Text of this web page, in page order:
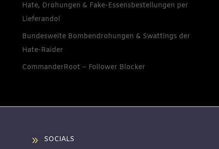
Hate, Drohungen & Fake-Essensbestellungen per
Lieferando!
Bundesweite Bombendrohungen & Swattings der
Hate-Raider
CommanderRoot – Follower Blocker
9 SOCIALS